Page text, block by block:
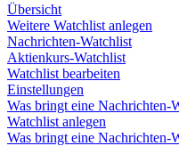
Übersicht
Weitere Watchlist anlegen
Nachrichten-Watchlist
Aktienkurs-Watchlist
Watchlist bearbeiten
Einstellungen
Was bringt eine Nachrichten-
Watchlist anlegen
Was bringt eine Nachrichten-